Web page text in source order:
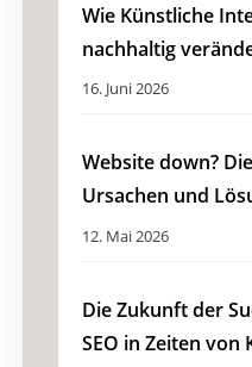
Wie Künstliche
nachhaltig
16. Juni 2026
Website down?
Ursachen und
12. Mai 2026
Die Zukunft der
SEO in Zeiten von